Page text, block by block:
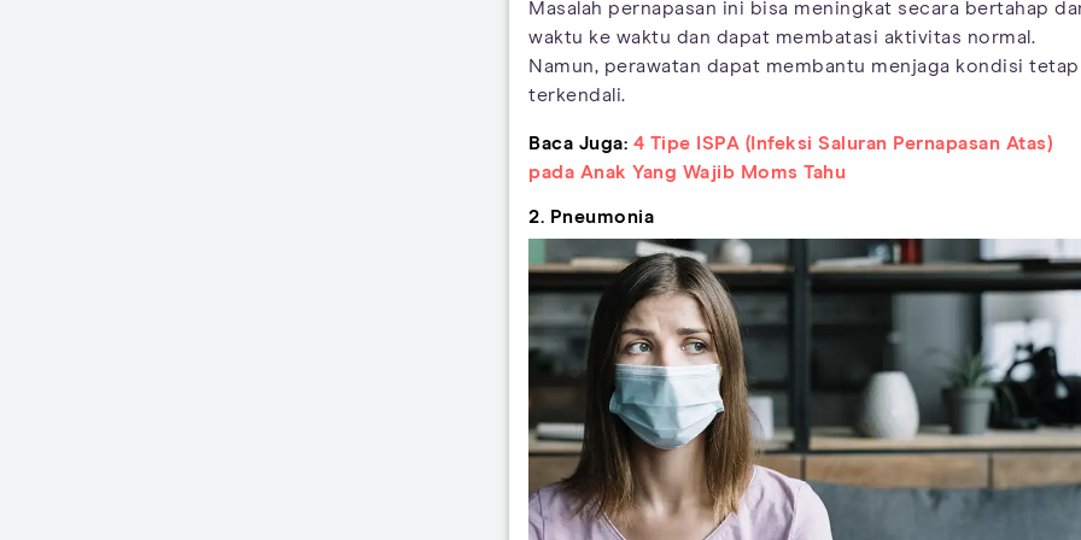
Masalah pernapasan ini bisa meningkat secara bertahap
waktu ke waktu dan dapat membatasi aktivitas normal.
Namun, perawatan dapat membantu menjaga kondisi tetap
terkendali.
Baca Juga: 4 Tipe ISPA (Infeksi Saluran Pernapasan Atas)
pada Anak Yang Wajib Moms Tahu
2. Pneumonia